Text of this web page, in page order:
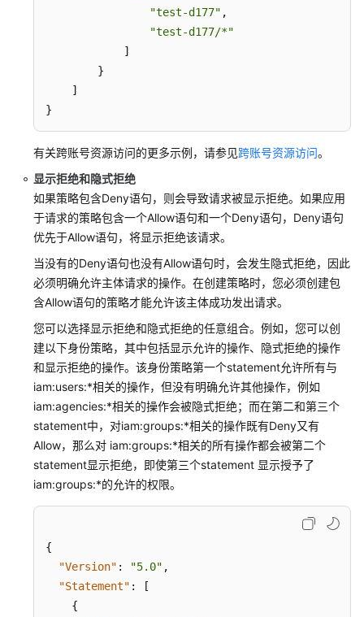
"test-d177" ,
"test-d177/*"
]
}
]
}
有关跨账号资源访问的更多示例，请参见跨账号资源访问。
显示拒绝和隐式拒绝
如果策略包含Deny语句，则会导致请求被显示拒绝。如果应用
于请求的策略包含一个Allow语句和一个Deny语句，Deny语句
优先于Allow语句，将显示拒绝该请求。
当没有的Deny语句也没有Allow语句时，会发生隐式拒绝，因此
必须明确允许主体请求的操作。在创建策略时，您必须创建包
含Allow语句的策略才能允许该主体成功发出请求。
您可以选择显示拒绝和隐式拒绝的任意组合。例如，您可以创
建以下身份策略，其中包括显示允许的操作、隐式拒绝的操作
和显示拒绝的操作。该身份策略第一个statement允许所有与
iam:users:*相关的操作，但没有明确允许其他操作，例如
iam:agencies:*相关的操作会被隐式拒绝；而在第二和第三个
statement中，对iam:groups:*相关的操作既有Deny又有
Allow，那么对 iam:groups:*相关的所有操作都会被第二个
statement显示拒绝，即使第三个statement 显示授予了
iam:groups:*的允许的权限。
{
"Version" : "5.0" ,
"Statement" :
[
{